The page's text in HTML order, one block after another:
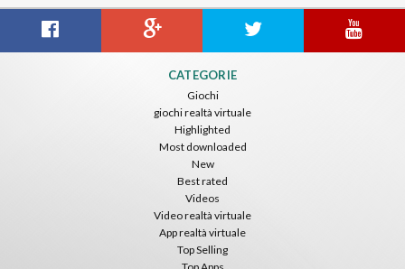
CATEGORIE
Giochi
giochi realtà virtuale
Highlighted
Most downloaded
New
Best rated
Videos
Video realtà virtuale
App realtà virtuale
Top Selling